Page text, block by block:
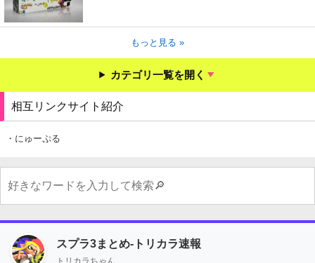
もっと見る »
カテゴリ一覧を開く
相互リンクサイト紹介
・にゅーぷる
スプラ3まとめ-トリカラ速報
トリカラちゃん